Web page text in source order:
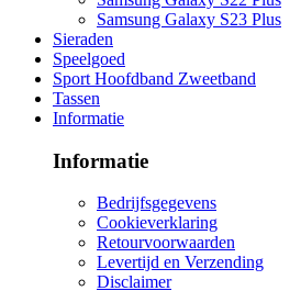
Samsung Galaxy S23 Plus
Sieraden
Speelgoed
Sport Hoofdband Zweetband
Tassen
Informatie
Informatie
Bedrijfsgegevens
Cookieverklaring
Retourvoorwaarden
Levertijd en Verzending
Disclaimer